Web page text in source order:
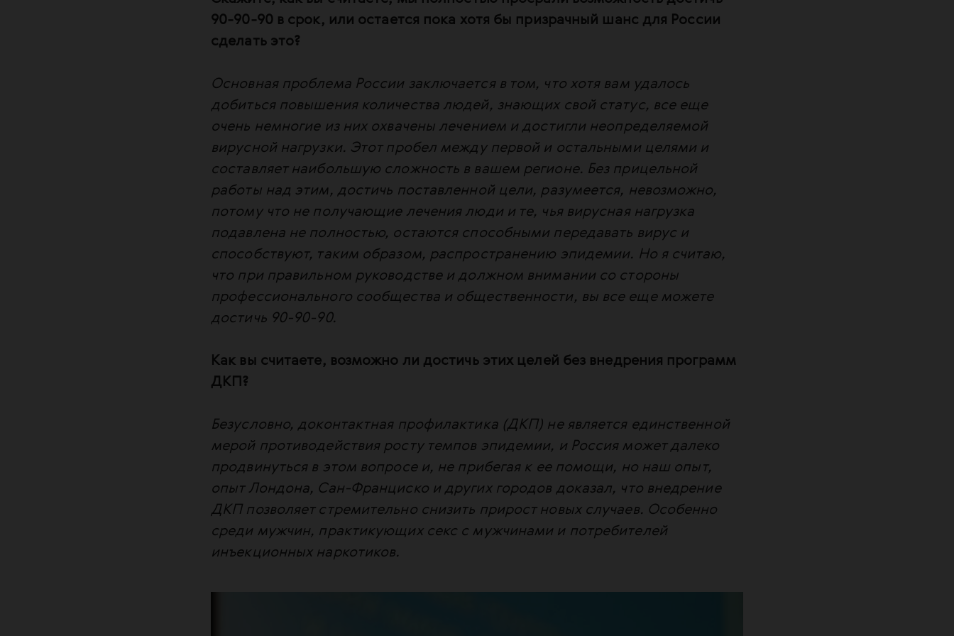
90-90-90 в срок, или остается пока хотя бы призрачный шанс для России
сделать это?
Основная проблема России заключается в том, что хотя вам удалось
добиться повышения количества людей, знающих свой статус, все еще
очень немногие из них охвачены лечением и достигли неопределяемой
вирусной нагрузки. Этот пробел между первой и остальными целями и
составляет наибольшую сложность в вашем регионе. Без прицельной
работы над этим, достичь поставленной цели, разумеется, невозможно,
потому что не получающие лечения люди и те, чья вирусная нагрузка
подавлена не полностью, остаются способными передавать вирус и
способствуют, таким образом, распространению эпидемии. Но я считаю,
что при правильном руководстве и должном внимании со стороны
профессионального сообщества и общественности, вы все еще можете
достичь 90-90-90.
Как вы считаете, возможно ли достичь этих целей без внедрения программ
ДКП?
Безусловно, доконтактная профилактика (ДКП) не является единственной
мерой противодействия росту темпов эпидемии, и Россия может далеко
продвинуться в этом вопросе и, не прибегая к ее помощи, но наш опыт,
опыт Лондона, Сан-Франциско и других городов доказал, что внедрение
ДКП позволяет стремительно снизить прирост новых случаев. Особенно
среди мужчин, практикующих секс с мужчинами и потребителей
инъекционных наркотиков.